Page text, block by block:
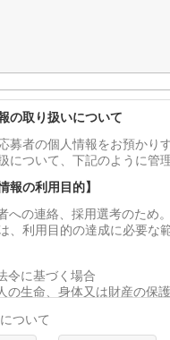
の取り扱いについて
募者の個人情報をお預かり
について、下記のように管
報の利用目的】
への連絡、採用選考のため
、利用目的の達成に必要な
令に基づく場合
の生命、身体又は財産の保
衆衛生の向上又は児童の健
ついて